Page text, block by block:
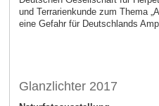
und Terrarienkunde zum Thema
eine Gefahr für Deutschlands
Glanzlichter 2017